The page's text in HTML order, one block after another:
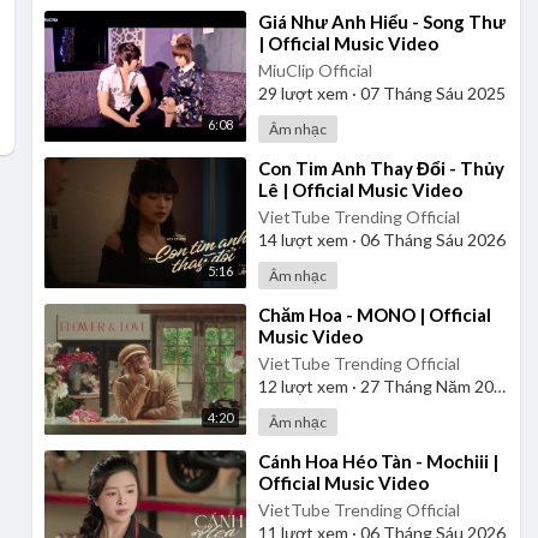
6:08
⁣Giá Như Anh Hiểu - Song Thư
| Official Music Video
MiuClip Official
29 lượt xem · 07 Tháng Sáu 2025
Âm nhạc
5:16
⁣Con Tim Anh Thay Đổi - Thủy
Lê | Official Music Video
VietTube Trending Official
14lượt xem · 06 Tháng Sáu 2026
Âm nhạc
4:20
⁣Chăm Hoa - MONO | Official
Music Video
VietTube Trending Official
12 lượt xem · 27 Tháng Năm 2026
Âm nhạc
⁣Cánh Hoa Héo Tàn - Mochiii |
Official Music Video
VietTube Trending Official
11 lượt xem · 06 Tháng Sáu 2026